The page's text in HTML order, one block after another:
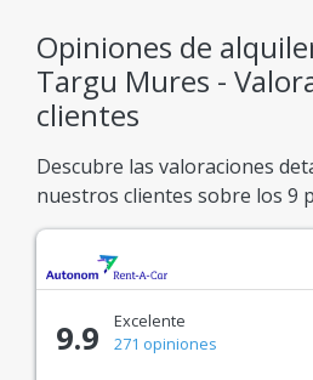
sin sorpresas inesperadas.
Flota Gigante
Más de 900 modelos de
adaptados a cualquier
Sistema de reseñas reales
experiencia de alquiler de
Socios de Top - Las
Opiniones de
Targu Mures -
clientes
Descubre las valoraciones
nuestros clientes sobre los 9
asociados en Targu Mures.
puntuaciones basadas en 95
elige con total confianza el
9.9
Excelente
271 opiniones